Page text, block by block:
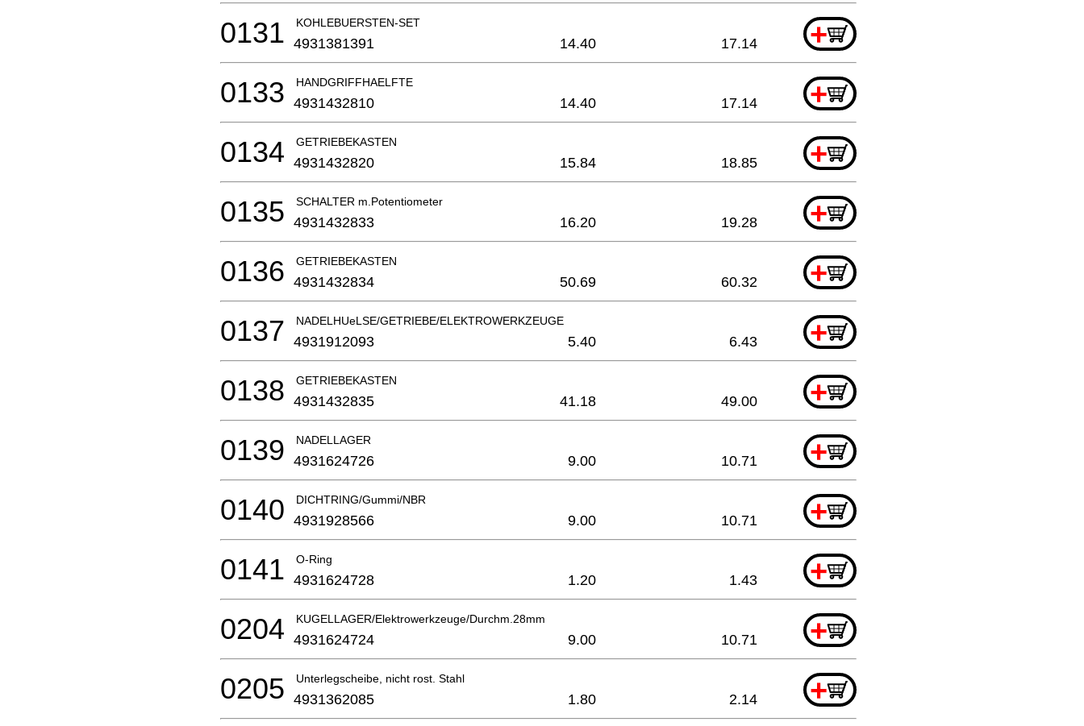
KOHLEBUERSTEN-SET +
0131 4931381391 14.40 17.14
HANDGRIFFHAELFTE +
0133 4931432810 14.40 17.14
GETRIEBEKASTEN +
0134 4931432820 15.84 18.85
SCHALTER m.Potentiometer +
0135 4931432833 16.20 19.28
GETRIEBEKASTEN +
0136 4931432834 50.69 60.32
NADELHUeLSE/GETRIEBE/ELEKTROWERKZEUGE +
0137 4931912093 5.40 6.43
GETRIEBEKASTEN +
0138 4931432835 41.18 49.00
NADELLAGER +
0139 4931624726 9.00 10.71
DICHTRING/Gummi/NBR +
0140 4931928566 9.00 10.71
O-Ring +
0141 4931624728 1.20 1.43
KUGELLAGER/Elektrowerkzeuge/Durchm.28mm +
0204 4931624724 9.00 10.71
Unterlegscheibe, nicht rost. Stahl +
0205 4931362085 1.80 2.14